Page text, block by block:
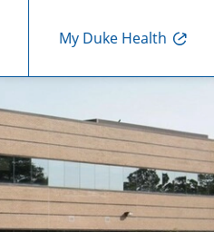
My Duke Health